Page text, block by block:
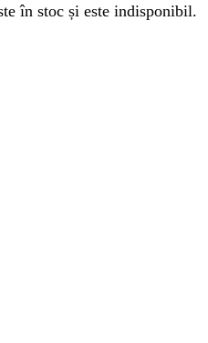
în stoc și este indisponibil.